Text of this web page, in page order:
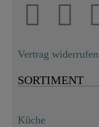
Vertrag widerrufen
SORTIMENT
Küche